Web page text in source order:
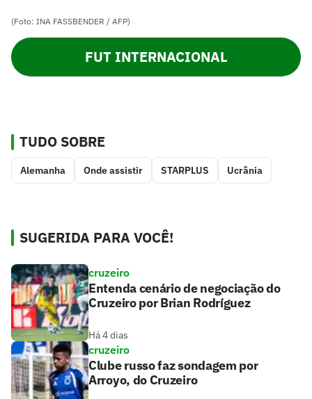
(Foto: INA FASSBENDER / AFP)
FUT INTERNACIONAL
TUDO SOBRE
Alemanha Onde assistir STARPLUS Ucrânia
SUGERIDA PARA VOCÊ!
cruzeiro
Entenda cenário de negociação do
Cruzeiro por Brian Rodríguez
Há 4 dias
cruzeiro
Clube russo faz sondagem por
Arroyo, do Cruzeiro